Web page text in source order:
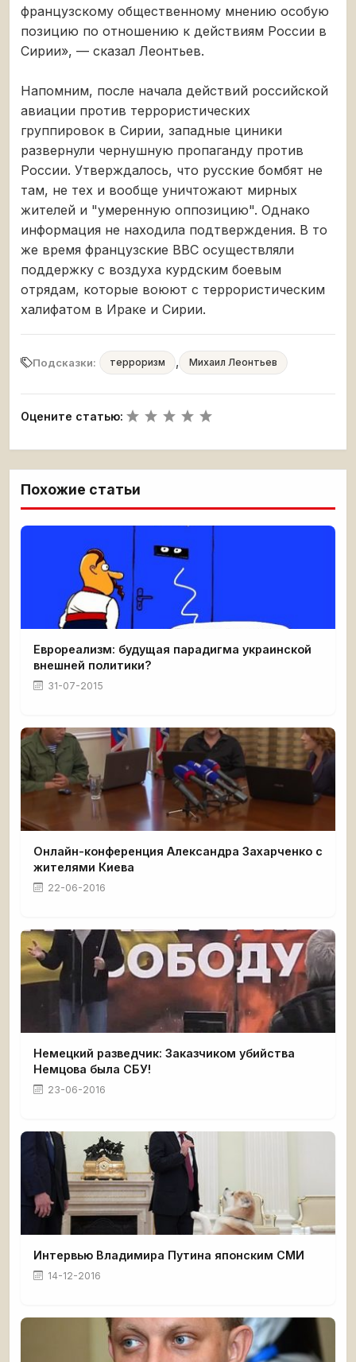
французскому общественному мнению особую
позицию по отношению к действиям России в
Сирии», — сказал Леонтьев.
Напомним, после начала действий российской
авиации против террористических
группировок в Сирии, западные циники
развернули чернушную пропаганду против
России. Утверждалось, что русские бомбят не
там, не тех и вообще уничтожают мирных
жителей и "умеренную оппозицию". Однако
информация не находила подтверждения. В то
же время французские ВВС осуществляли
поддержку с воздуха курдским боевым
отрядам, которые воюют с террористическим
халифатом в Ираке и Сирии.
Подсказки: терроризм , Михаил Леонтьев
Оцените статью:
Похожие статьи
Еврореализм: будущая парадигма украинской
внешней политики?
31-07-2015
Онлайн-конференция Александра Захарченко с
жителями Киева
22-06-2016
Немецкий разведчик: Заказчиком убийства
Немцова была СБУ!
23-06-2016
Интервью Владимира Путина японским СМИ
14-12-2016